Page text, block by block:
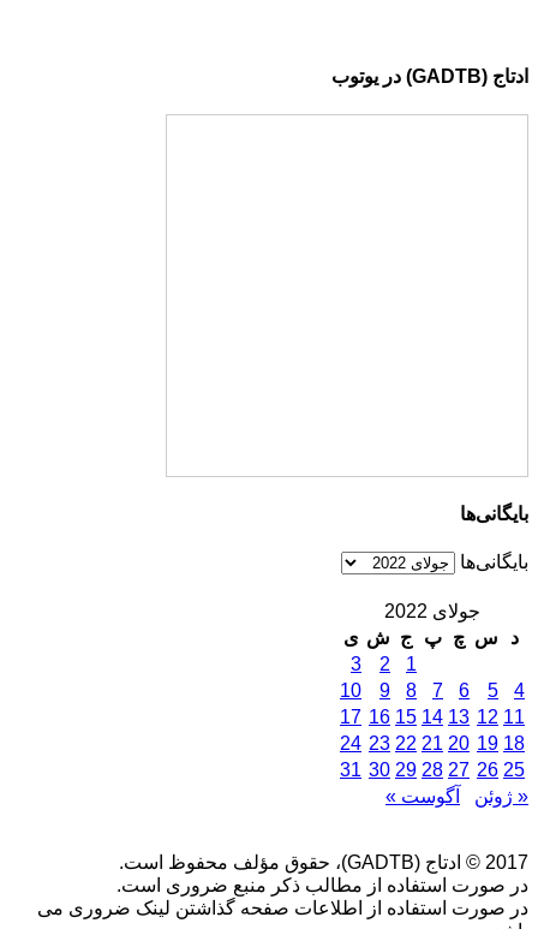
ادتاج (GADTB) در یوتوب
بایگانی‌ها
بایگانی‌ها
جولای 2022
د
س چ پ ج ش ی
1
2
3
4
5
6
7
8
9
10
11
12
13
14
15
16
17
18
19
20
21
22
23
24
25
26
27
28
29
30
31
« ژوئن
آگوست »
2017 © ادتاج (GADTB)، حقوق مؤلف محفوظ است.
در صورت استفاده از مطالب ذکر منبع ضروری است.
در صورت استفاده از اطلاعات صفحه گذاشتن لینک ضروری می